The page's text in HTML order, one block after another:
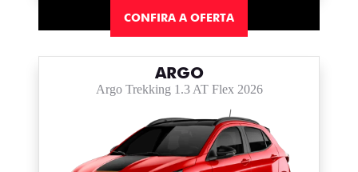
CONFIRA A OFERTA
ARGO
Argo Trekking 1.3 AT Flex 2026